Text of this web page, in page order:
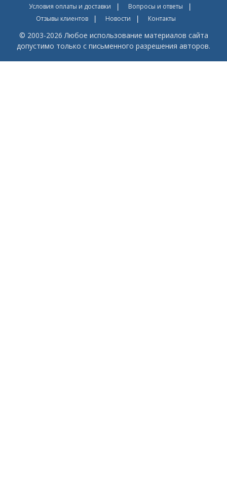
Условия оплаты и доставки
Вопросы и ответы
Отзывы клиентов
Новости Контакты
© 2003-2026 Любое использование материалов сайта
допустимо только с письменного разрешения авторов.